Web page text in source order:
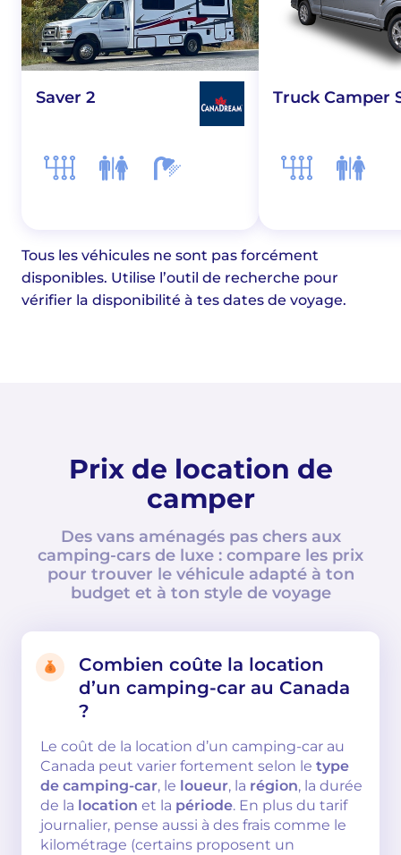
Saver 2 Truck Camper
Tous les véhicules ne sont pas forcément
disponibles. Utilise l’outil de recherche pour
vérifier la disponibilité à tes dates de voyage.
Prix de location de
camper
Des vans aménagés pas chers aux
camping-cars de luxe : compare les prix
pour trouver le véhicule adapté à ton
budget et à ton style de voyage
Combien coûte la location
d’un camping-car au Canada
?
Le coût de la location d’un camping-car au
Canada peut varier fortement selon le type
de camping-car, le loueur, la région, la durée
de la location et la période. En plus du tarif
journalier, pense aussi à des frais comme le
kilométrage (certains proposent un